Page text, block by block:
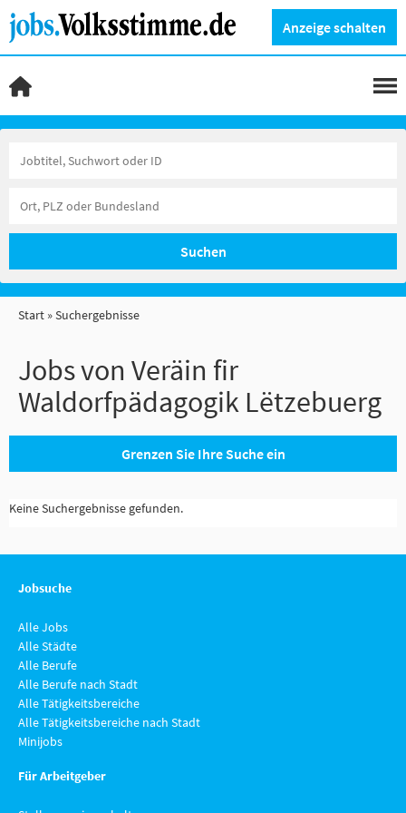
Anzeige schalten
Suchen
Start Suchergebnisse
Jobs von Veräin fir
Waldorfpädagogik Lëtzebuerg
Grenzen Sie Ihre Suche ein
Keine Suchergebnisse gefunden.
Jobsuche
Alle Jobs
Alle Städte
Alle Berufe
Alle Berufe nach Stadt
Alle Tätigkeitsbereiche
Alle Tätigkeitsbereiche nach Stadt
Minijobs
Für Arbeitgeber